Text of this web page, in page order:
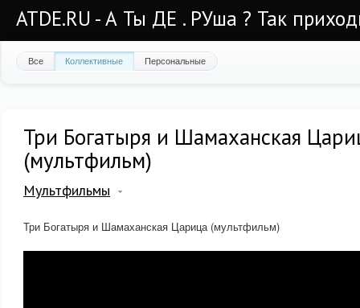
ATDE.RU - А Ты ДЕ . РУша ? Так
Все Коллективные Персональные
Три Богатыря и Шамаханская
(мультфильм)
Мультфильмы
Три Богатыря и Шамаханская Царица (мультфильм)